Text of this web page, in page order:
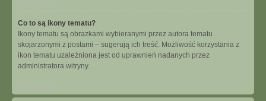
Co to są ikony tematu?
Ikony tematu są obrazkami wybieranymi przez autora tematu
skojarzonymi z postami – sugerują ich treść. Możliwość korzystania z
ikon tematu uzależniona jest od uprawnień nadanych przez
administratora witryny.